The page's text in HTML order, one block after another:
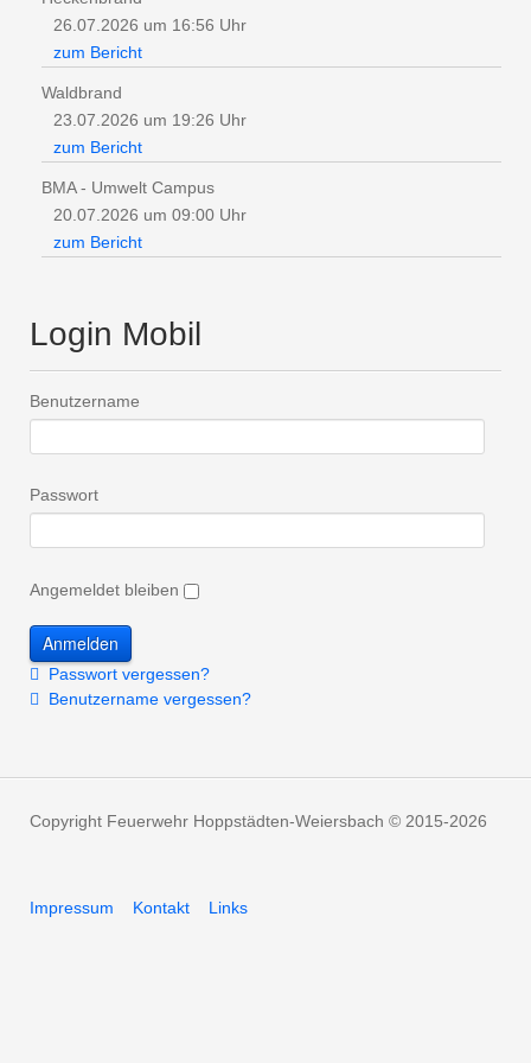
26.07.2026 um 16:56 Uhr
zum Bericht
Waldbrand
23.07.2026 um 19:26 Uhr
zum Bericht
BMA - Umwelt Campus
20.07.2026 um 09:00 Uhr
zum Bericht
Login Mobil
Benutzername
Passwort
Angemeldet bleiben
Passwort vergessen?
Benutzername vergessen?
Copyright Feuerwehr Hoppstädten-Weiersbach © 2015-2026
Impressum Kontakt Links